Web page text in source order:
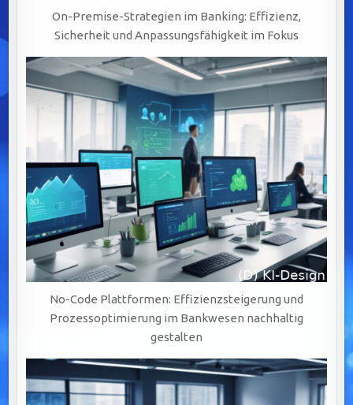
SCHLÜSSEL
ZU
AGILEM
BANKING
BPM-
LÖSUNGEN
On-Premise-Strategien im Banking: Effizienz,
Sicherheit und Anpassungsfähigkeit im Fokus
No-Code Plattformen: Effizienzsteigerung und
Prozessoptimierung im Bankwesen nachhaltig
gestalten